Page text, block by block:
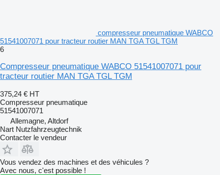
compresseur pneumatique WABCO
51541007071 pour tracteur routier MAN TGA TGL TGM
6
Compresseur pneumatique WABCO 51541007071 pour
tracteur routier MAN TGA TGL TGM
375,24 € HT
Compresseur pneumatique
51541007071
Allemagne, Altdorf
Nart Nutzfahrzeugtechnik
Contacter le vendeur
Vous vendez des machines et des véhicules ?
Avec nous, c'est possible !